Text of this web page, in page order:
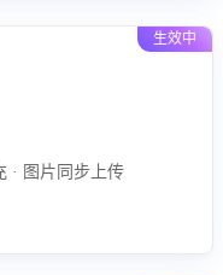
生效中
· 图片同步上传